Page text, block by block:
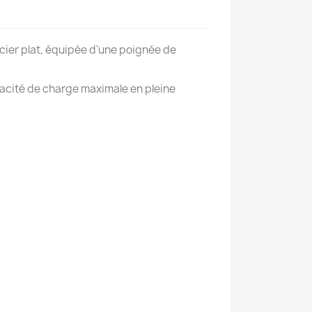
plat, équipée d'une poignée de
de charge maximale en pleine